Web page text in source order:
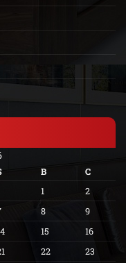
B
C
1
2
8
9
15
16
22
23